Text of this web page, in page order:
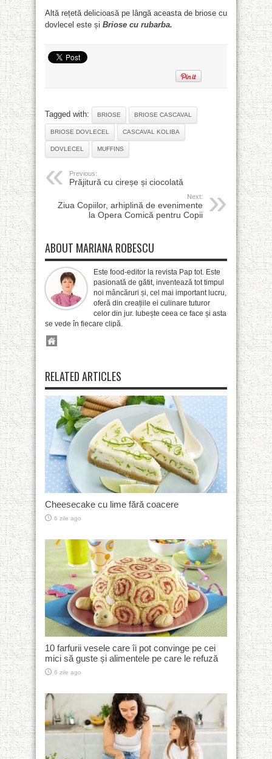
Altă rețetă delicioasă pe lângă aceasta de briose cu
dovlecel este și Briose cu rubarba.
Tagged with: BRIOSE BRIOSE CASCAVAL
BRIOSE DOVLECEL CASCAVAL KOLIBA
DOVLECEL MUFFINS
Previous:
Prăjitură cu cireșe și ciocolată
Next:
Ziua Copiilor, arhiplină de evenimente
la Opera Comică pentru Copii
ABOUT MARIANA ROBESCU
Este food-editor la revista Pap tot. Este
pasionată de gătit, inventează tot timpul
noi mâncăruri și, cel mai important lucru,
oferă din creațiile ei culinare tuturor
celor din jur. Iubește ceea ce face și asta
se vede în fiecare clipă.
RELATED ARTICLES
Cheesecake cu lime fără coacere
6 zile ago
10 farfurii vesele care îi pot convinge pe cei
mici să guste și alimentele pe care le refuză
6 zile ago